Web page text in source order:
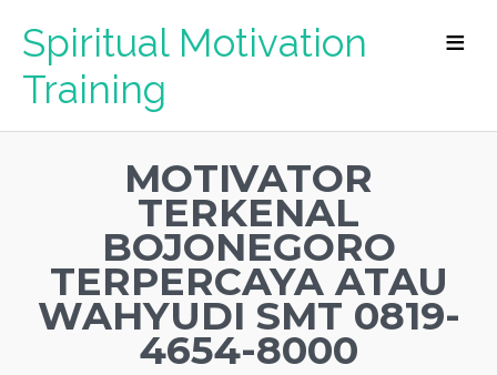
Spiritual Motivation
Training
MOTIVATOR
TERKENAL
BOJONEGORO
TERPERCAYA ATAU
WAHYUDI SMT 0819-
4654-8000